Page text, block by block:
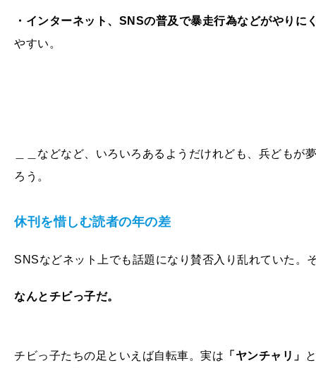
・インターネット、SNSの普及で暴走行為などがやりに
やすい。
＿＿などなど、いろいろあるようだけれども、兵ども
ろう。
休刊を惜しむ読者の年の差
SNSなどネット上でも話題になり賛否入り乱れていた。
なんとチビっ子だ。
チビっ子たちの足といえば自転車。実は 「ヤンチャリ」